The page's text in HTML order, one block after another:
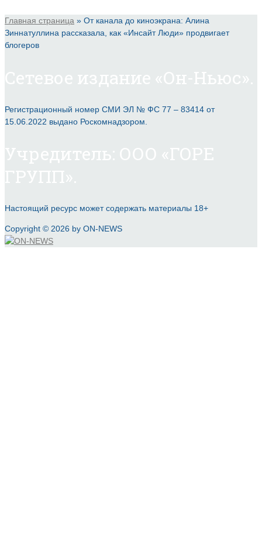
Главная страница » От канала до киноэкрана: Алина
Зиннатуллина рассказала, как «Инсайт Люди» продвигает
блогеров
Регистрационный номер СМИ ЭЛ № ФС 77 – 83414 от
15.06.2022 выдано Роскомнадзором.
Настоящий ресурс может содержать материалы 18+
Copyright © 2026 by ON-NEWS